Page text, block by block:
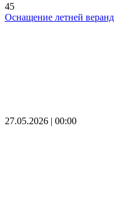
45
Оснащение летней
27.05.2026 | 00:00